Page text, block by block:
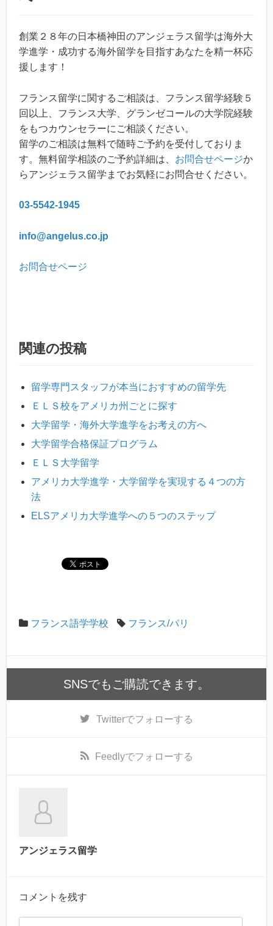
創業２８年の日本橋神田のアンジェラス留学は海外大
学進学・成功する海外留学を目指すあなたを精一杯応
援します！
フランス留学に関するご相談は、フランス留学経験５
回以上、フランス大学、グランゼコールの大学院経験
をもつカウンセラーにご相談ください。
留学のご相談は無料で随時ご予約を受付しておりま
す。無料留学相談のご予約詳細は、 お問合せページか
らアンジェラス留学までお気軽にお問合せください。
03-5542-1945
info@angelus.co.jp
お問合せページ
関連の投稿
留学専門スタッフが本当におすすめの留学先
ＥＬＳ校をアメリカ州ごとに探す
大学留学・海外大学進学をお考えの方へ
大学留学合格保証プログラム
ＥＬＳ大学留学
アメリカ大学進学・大学留学を実現する４つの方
法
ELSアメリカ大学進学への５つのステップ
フランス語学学校 フランス/パリ
SNSでもご購読できます。
Twitterでフォローする
Feedlyでフォローする
アンジェラス留学
コメントを残す